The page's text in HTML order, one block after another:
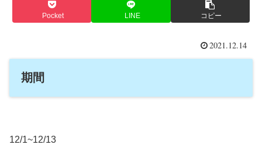
Pocket LINE コピー
2021.12.14
期間
12/1~12/13